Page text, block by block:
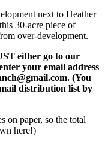
next to Heather
30-acre piece of
over-development.
either go to our
your email address
(You
distribution list by
on paper, so the total
here!)